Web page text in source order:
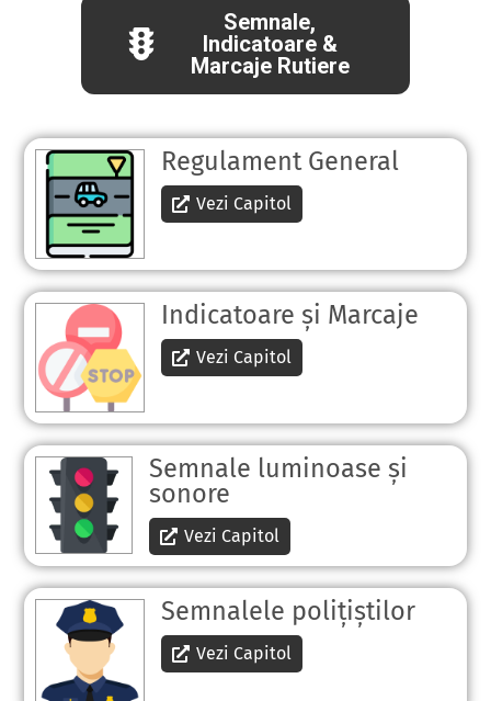
Semnale,
Indicatoare &
Marcaje Rutiere
Regulament General
Vezi Capitol
Indicatoare și Marcaje
Vezi Capitol
Semnale luminoase și
sonore
Vezi Capitol
Semnalele polițiștilor
Vezi Capitol